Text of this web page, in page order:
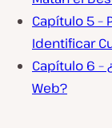
Capítulo 5 –
Identificar
Capítulo 6 –
Web?